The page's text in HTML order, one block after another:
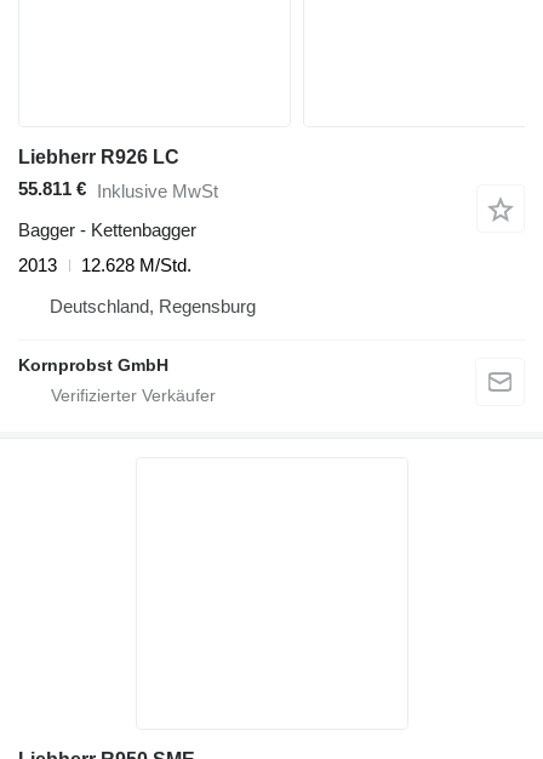
Liebherr R926 LC
55.811 € Inklusive MwSt
Bagger - Kettenbagger
2013
12.628 M/Std.
Deutschland, Regensburg
Kornprobst GmbH